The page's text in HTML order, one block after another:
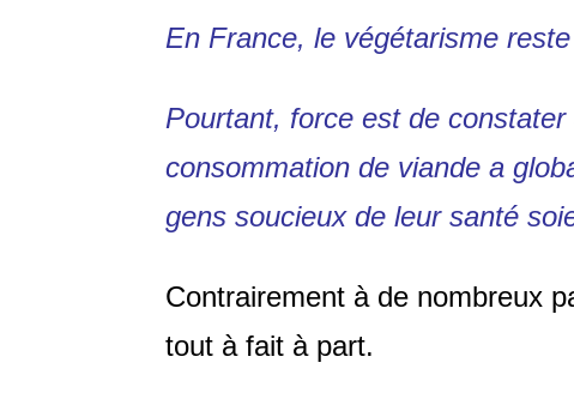
En France, le végétarisme
Pourtant, force est de constater
consommation de viande a
gens soucieux de leur santé
Contrairement à de nombreux
tout à fait à part.